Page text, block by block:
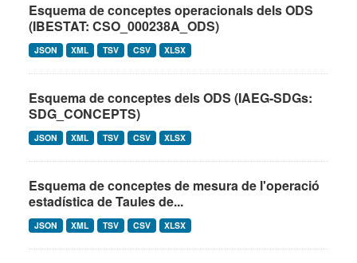
Esquema de conceptes operacionals dels ODS
(IBESTAT: CSO_000238A_ODS)
JSON XML TSV CSV XLSX
Esquema de conceptes dels ODS (IAEG-SDGs:
SDG_CONCEPTS)
JSON XML TSV CSV XLSX
Esquema de conceptes de mesura de l'operació
estadística de Taules de...
JSON XML TSV CSV XLSX